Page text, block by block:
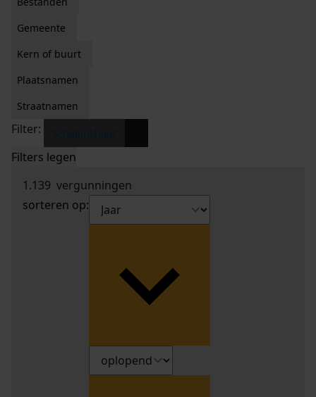
Gemeente
Kern of buurt
Plaatsnamen
Straatnamen
Filter:
Filters legen
1.139 vergunningen
sorteren op: